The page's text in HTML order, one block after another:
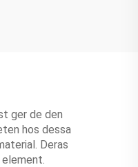
ger de den
hos dessa
Deras